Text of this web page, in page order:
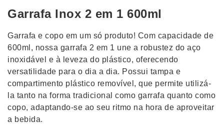
Garrafa Inox 2 em 1 600ml
Garrafa e copo em um só produto! Com capacidade de
600ml, nossa garrafa 2 em 1 une a robustez do aço
inoxidável e à leveza do plástico, oferecendo
versatilidade para o dia a dia. Possui tampa e
compartimento plástico removível, que permite utilizá-
la tanto na forma tradicional como garrafa quanto como
copo, adaptando-se ao seu ritmo na hora de aproveitar
a bebida.